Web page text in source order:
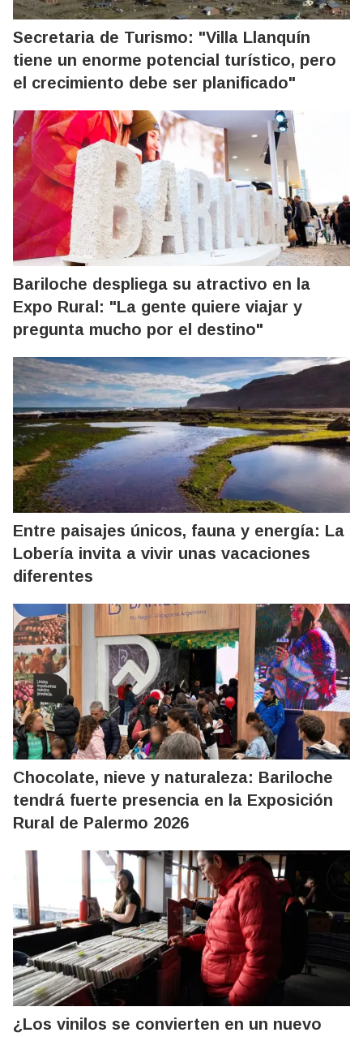
Secretaria de Turismo: "Villa Llanquín
tiene un enorme potencial turístico, pero
el crecimiento debe ser planificado"
Bariloche despliega su atractivo en la
Expo Rural: "La gente quiere viajar y
pregunta mucho por el destino"
Entre paisajes únicos, fauna y energía: La
Lobería invita a vivir unas vacaciones
diferentes
Chocolate, nieve y naturaleza: Bariloche
tendrá fuerte presencia en la Exposición
Rural de Palermo 2026
¿Los vinilos se convierten en un nuevo